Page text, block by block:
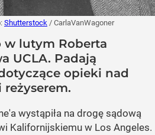
Shutterstock / CarlaVanWagoner
w lutym Roberta
UCLA. Padają
opieki nad
wystąpiła na drogę sądową
Kalifornijskiemu w Los Angeles.